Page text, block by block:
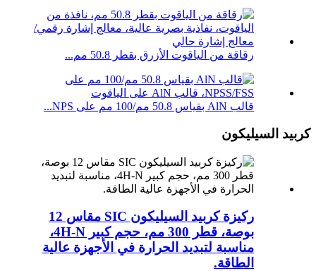
رقاقة من الياقوت الأزرق بقطر 50.8 مم...
قالب AlN بقياس 50.8 مم/100 مم على NPS...
كربيد السيليكون
ركيزة كربيد السيليكون SIC مقاس 12
بوصة، قطر 300 مم، حجم كبير 4H-N،
مناسبة لتبديد الحرارة في الأجهزة عالية
الطاقة.